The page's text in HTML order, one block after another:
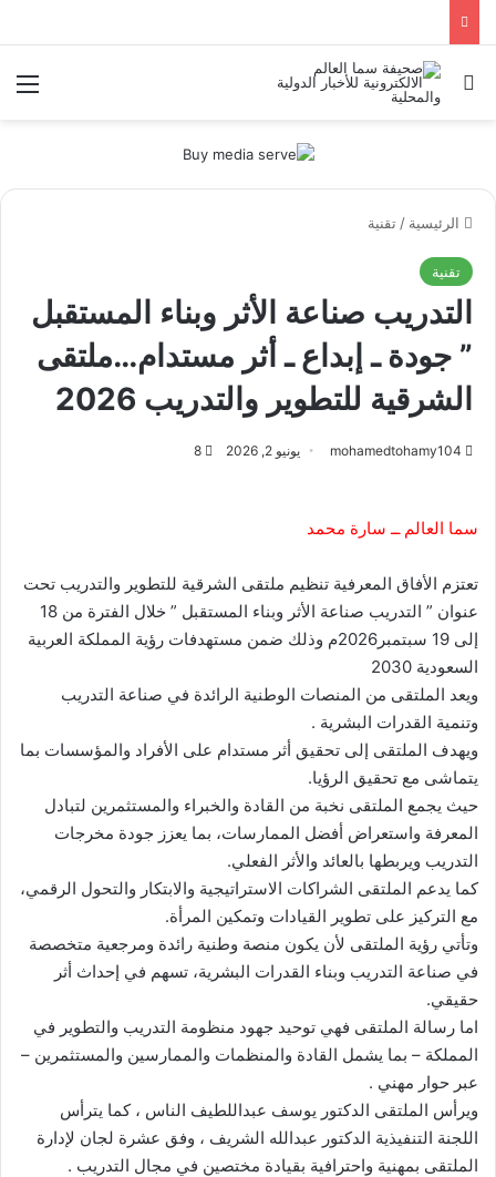
بحث عن
الرئيسية / تقنية
تقنية
التدريب صناعة الأثر وبناء المستقبل
” جودة ـ إبداع ـ أثر مستدام…ملتقى
الشرقية للتطوير والتدريب 2026
mohamedtohamy104 يونيو 2, 2026 8
سما العالم ــ سارة محمد
تعتزم الأفاق المعرفية تنظيم ملتقى الشرقية للتطوير والتدريب تحت
عنوان ” التدريب صناعة الأثر وبناء المستقبل ” خلال الفترة من 18
إلى 19 سبتمبر2026م وذلك ضمن مستهدفات رؤية المملكة العربية
السعودية 2030
ويعد الملتقى من المنصات الوطنية الرائدة في صناعة التدريب
وتنمية القدرات البشرية .
ويهدف الملتقى إلى تحقيق أثر مستدام على الأفراد والمؤسسات بما
يتماشى مع تحقيق الرؤيا.
حيث يجمع الملتقى نخبة من القادة والخبراء والمستثمرين لتبادل
المعرفة واستعراض أفضل الممارسات، بما يعزز جودة مخرجات
التدريب ويربطها بالعائد والأثر الفعلي.
كما يدعم الملتقى الشراكات الاستراتيجية والابتكار والتحول الرقمي،
مع التركيز على تطوير القيادات وتمكين المرأة.
وتأتي رؤية الملتقى لأن يكون منصة وطنية رائدة ومرجعية متخصصة
في صناعة التدريب وبناء القدرات البشرية، تسهم في إحداث أثر
حقيقي.
اما رسالة الملتقى فهي توحيد جهود منظومة التدريب والتطوير في
المملكة – بما يشمل القادة والمنظمات والممارسين والمستثمرين –
عبر حوار مهني .
ويرأس الملتقى الدكتور يوسف عبداللطيف الناس ، كما يترأس
اللجنة التنفيذية الدكتور عبدالله الشريف ، وفق عشرة لجان لإدارة
الملتقى بمهنية واحترافية بقيادة مختصين في مجال التدريب .